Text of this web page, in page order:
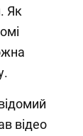
Як
відео